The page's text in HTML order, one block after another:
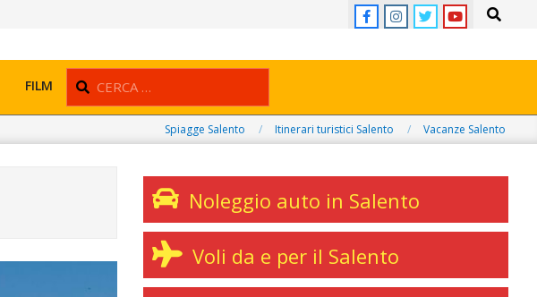
Search
FILM Search
Spiagge Salento Itinerari turistici Salento Vacanze Salento
Noleggio auto in Salento
Voli da e per il Salento